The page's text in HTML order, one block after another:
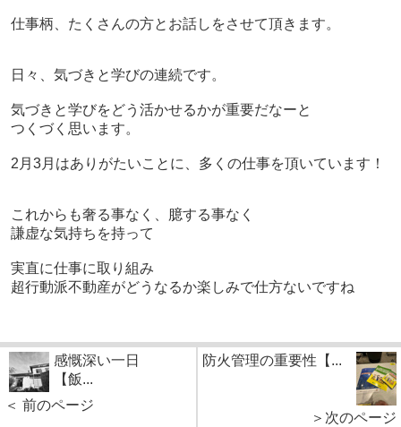
仕事柄、たくさんの方とお話しをさせて頂きます。
日々、気づきと学びの連続です。
気づきと学びをどう活かせるかが重要だなーと
つくづく思います。
2月3月はありがたいことに、多くの仕事を頂いています！
これからも奢る事なく、臆する事なく
謙虚な気持ちを持って
実直に仕事に取り組み
超行動派不動産がどうなるか楽しみで仕方ないですね
感慨深い一日
【飯...
＜ 前のページ
防火管理の重要性【...
＞次のページ